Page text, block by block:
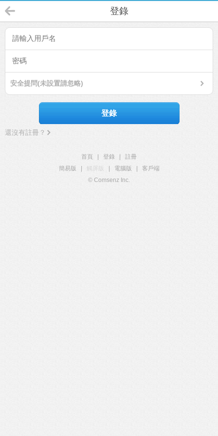
登錄
安全提問(未設置請忽略)
登錄
還沒有註冊？
首頁 登錄
註冊
簡易版
觸屏版 電腦版
客戶端
© Comsenz Inc.